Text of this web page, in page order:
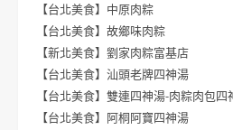
【台北美食】中原肉粽
【台北美食】故鄉味肉粽
【新北美食】劉家肉粽富基店
【台北美食】汕頭老牌四神湯
【台北美食】雙連四神湯-肉粽肉包四
【台北美食】阿桐阿寶四神湯